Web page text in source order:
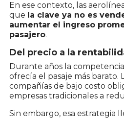
En ese contexto, las
que la clave ya no es
aumentar el ingreso
pasajero.
Del precio a la
Durante años la
ofrecía el pasaje más barato.
compañías de bajo costo
empresas tradicionales a
Sin embargo, esa estrategia